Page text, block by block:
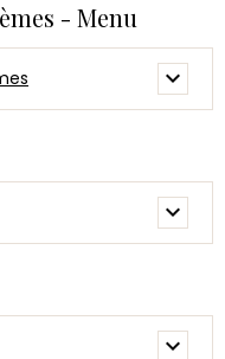
- Menu